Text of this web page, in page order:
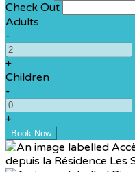
Check Out
Adults
-
+
Children
-
+